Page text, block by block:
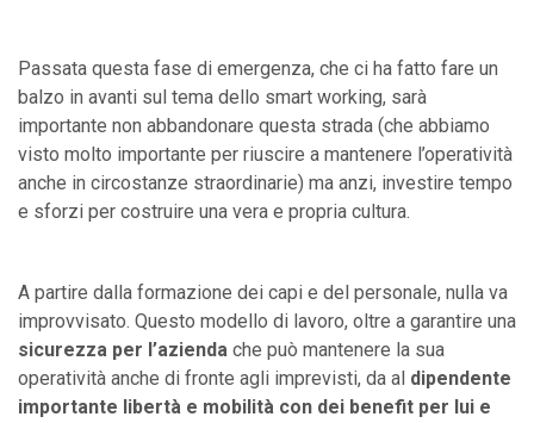
Passata questa fase di emergenza, che ci ha fatto fare un
balzo in avanti sul tema dello smart working, sarà
importante non abbandonare questa strada (che abbiamo
visto molto importante per riuscire a mantenere l’operatività
anche in circostanze straordinarie) ma anzi, investire tempo
e sforzi per costruire una vera e propria cultura.
A partire dalla formazione dei capi e del personale, nulla va
improvvisato. Questo modello di lavoro, oltre a garantire una
sicurezza per l’azienda che può mantenere la sua
operatività anche di fronte agli imprevisti, da al dipendente
importante libertà e mobilità con dei benefit per lui e